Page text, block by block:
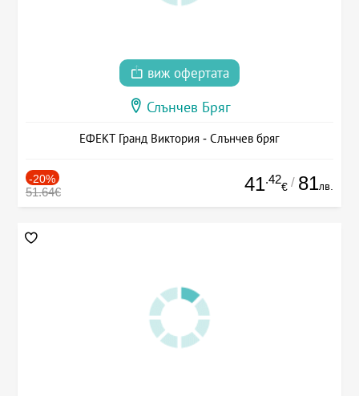
виж офертата
Слънчев Бряг
ЕФЕКТ Гранд Виктория - Слънчев бряг
-20%
51.64€ 41.42
€ / 81лв.